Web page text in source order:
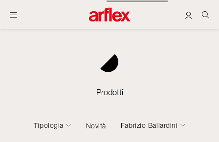
Prodotti
Tipologia Novità Fabrizio Ballardini